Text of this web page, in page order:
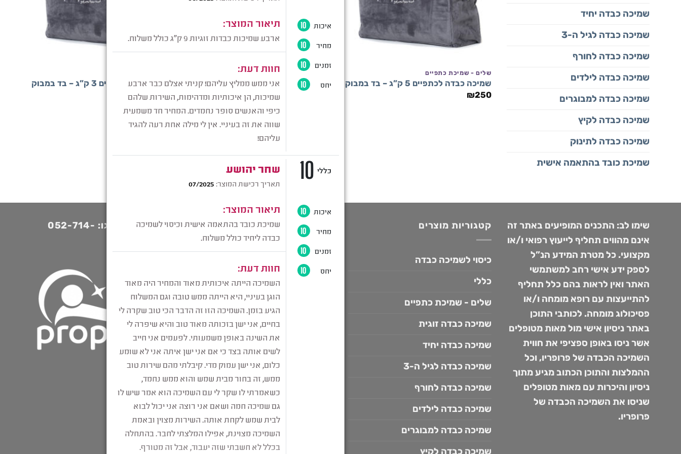
שמיכה כבדה יחיד
שמיכה כבדה לגיל ה-3
שמיכה כבדה לחורף
שמיכה כבדה לילדים
שמיכה כבדה למבוגרים
שמיכה כבדה לקיץ
שמיכה כבדה לתינוק
שמיכת כובד בהתאמה אישית
שלים - שמיכת כתפיים
שמיכה כבדה לכתפיים 5 ק”ג – בד במבוק
₪250
+
שלים - שמיכת כתפיים
שמיכה כבדה לכתפיים 4 ק”ג – בד במבוק
שמיכה כבדה לכתפיים 3 ק”ג – בד במבוק
₪250
שימו לב: התכנים המופיעים באתר זה
אינם מהווים תחליף לייעוץ רפואי ו/או
מקצועי. כל מטרת המידע הנ”ל
לספק ידע אישי רחב למשתמשי
האתר ואין לראות בהם כלל תחליף
להתייעצות עם רופא מומחה ו/או
פסיכולוג מומחה. לכותבי התוכן
באתר ניסיון אישי מול מאות מטופלים
אשר ניסו באופן ספציפי את חווית
השמיכה הכבדה של פרופריו, וכל
ההמלצות והתוכן הכתוב מגיע מתוך
ניסיון והיכרות עם מאות מטופלים
שניסו את השמיכה הכבדה של
פרופריו.
קטגוריות מוצרים
כיסוי לשמיכה כבדה
כללי
שלים - שמיכת כתפיים
שמיכה כבדה זוגית
שמיכה כבדה יחיד
שמיכה כבדה לגיל ה-3
שמיכה כבדה לחורף
שמיכה כבדה לילדים
שמיכה כבדה למבוגרים
שמיכה כבדה לקיץ
תגיות מוצר
איפה קונים שמיכה כבדה
בד קטיפה איכותי
הפרעות שינה אצל מבוגרים
ויסות חושי אצל מבוגרים
ויסות חושי ילדים
חוסר שינה בלילה
טיפול בבעיות שינה
טיפול טבעי בחרדה
כיסוי לשמיכה
כיסוי לשמיכה כבדה
פרופריו שמיכה כבדה
שלים
שמיכה טיפולית כבדה
לייעוץ מהיר חייגו: 052-714-